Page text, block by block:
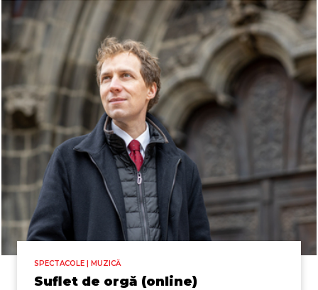
SPECTACOLE | MUZICĂ
Suflet de orgă (online)